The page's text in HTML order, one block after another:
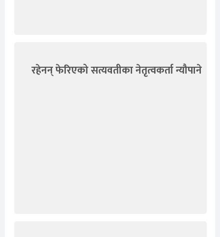
रहेनन् फेरिएको सत्यवतीका नेतृत्वकर्ता न्यौपाने